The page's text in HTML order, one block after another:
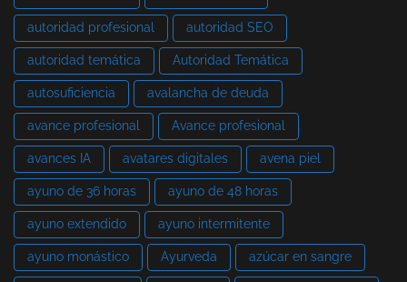
autoridad profesional autoridad SEO
autoridad temática Autoridad Temática
autosuficiencia avalancha de deuda
avance profesional Avance profesional
avances IA avatares digitales avena piel
ayuno de 36 horas ayuno de 48 horas
ayuno extendido ayuno intermitente
ayuno monástico Ayurveda azúcar en sangre